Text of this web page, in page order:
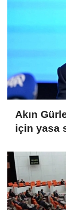
Akın
için yasa